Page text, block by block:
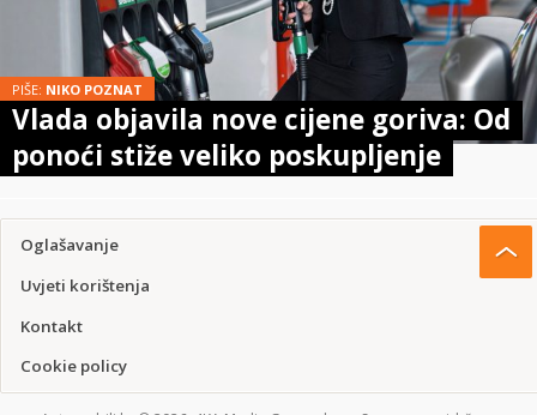
PIŠE: NIKO POZNAT
Vlada objavila nove cijene goriva: Od
ponoći stiže veliko poskupljenje
Oglašavanje
Uvjeti korištenja
Kontakt
Cookie policy